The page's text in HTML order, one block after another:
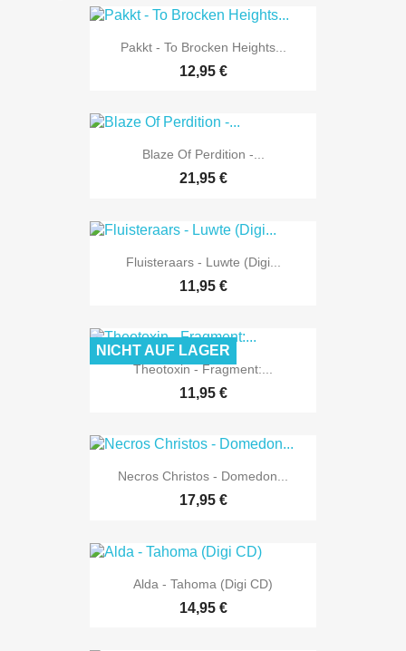
Pakkt - To Brocken Heights...
12,95 €
Blaze Of Perdition -...
21,95 €
Fluisteraars - Luwte (Digi...
11,95 €
Theotoxin - Fragment:...
11,95 €
NICHT AUF LAGER
Necros Christos - Domedon...
17,95 €
Alda - Tahoma (Digi CD)
14,95 €